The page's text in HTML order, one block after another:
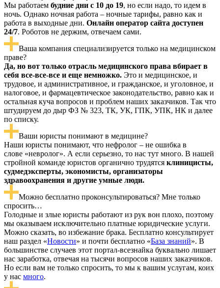
Мы работаем будние дни с 10 до 19, но если надо, то идем в
ночь. Однако ночная работа – ночные тарифы, равно как и
работа в выходные дни. Онлайн оператор сайта доступен
24/7. Роботов не держим, отвечаем сами.
Ваша компания специализируется только на медицинском
праве?
Да, но вот только отрасль медицинского права вбирает в
себя все-все-все и еще немножко. Это и медицинское, и
трудовое, и административное, и гражданское, и уголовное, и
налоговое, и фармацевтическое законодательство, равно как и
остальная куча вопросов и проблем наших заказчиков. Так что
штудируем до дыр ФЗ № 323, ТК, УК, ГПК, УПК, НК и далее
по списку.
Ваши юристы понимают в медицине?
Наши юристы понимают, что нефролог – не ошибка в
слове «невролог». А если серьезно, то нас тут много. В нашей
стройной команде юристов органично трудятся клиницисты,
судмедэксперты, экономисты, организаторы
здравоохранения и другие умные люди.
Можно бесплатно проконсультироваться? Мне только
спросить…
Голодные и злые юристы работают из рук вон плохо, поэтому
мы оказываем исключительно платные юридические услуги.
Можно сказать, во избежание брака. Бесплатно консультирует
наш раздел «Новости» и почти бесплатно «База знаний». В
большинстве случаев этот портал-всезнайка буквально лишает
нас заработка, отвечая на тысячи вопросов наших заказчиков.
Но если вам не только спросить, то мы к вашим услугам, коих
у нас много.